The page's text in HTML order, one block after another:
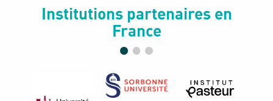
Institutions partenaires en
France